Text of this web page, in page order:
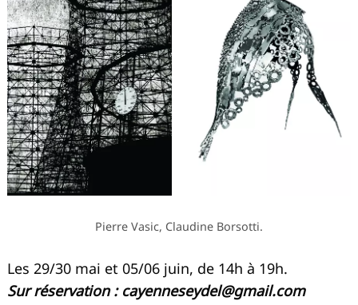
Pierre Vasic, Claudine Borsotti.
Les 29/30 mai et 05/06 juin, de 14h à 19h.
Sur réservation : cayenneseydel@gmail.com